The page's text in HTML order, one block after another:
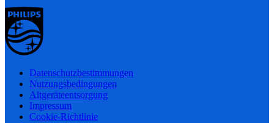
Datenschutzbestimmungen
Nutzungsbedingungen
Altgeräteentsorgung
Impressum
Cookie-Richtlinie